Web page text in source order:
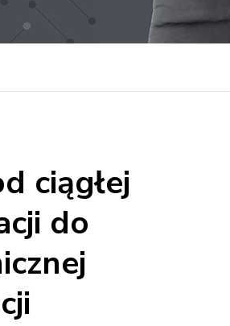
ciągłej
do